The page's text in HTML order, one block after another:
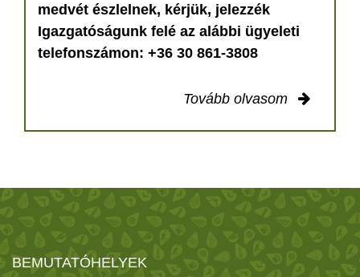
medvét észlelnek, kérjük, jelezzék
Igazgatóságunk felé az alábbi ügyeleti
telefonszámon: +36 30 861-3808
Tovább olvasom
BEMUTATÓHELYEK